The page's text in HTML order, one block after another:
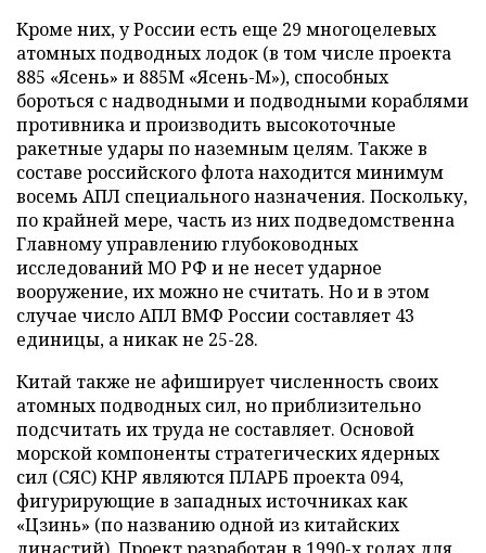
Кроме них, у России есть еще 29 многоцелевых
атомных подводных лодок (в том числе проекта
885 «Ясень» и 885М «Ясень-М»), способных
бороться с надводными и подводными кораблями
противника и производить высокоточные
ракетные удары по наземным целям. Также в
составе российского флота находится минимум
восемь АПЛ специального назначения. Поскольку,
по крайней мере, часть из них подведомственна
Главному управлению глубоководных
исследований МО РФ и не несет ударное
вооружение, их можно не считать. Но и в этом
случае число АПЛ ВМФ России составляет 43
единицы, а никак не 25-28.
Китай также не афиширует численность своих
атомных подводных сил, но приблизительно
подсчитать их труда не составляет. Основой
морской компоненты стратегических ядерных
сил (СЯС) КНР являются ПЛАРБ проекта 094,
фигурирующие в западных источниках как
«Цзинь» (по названию одной из китайских